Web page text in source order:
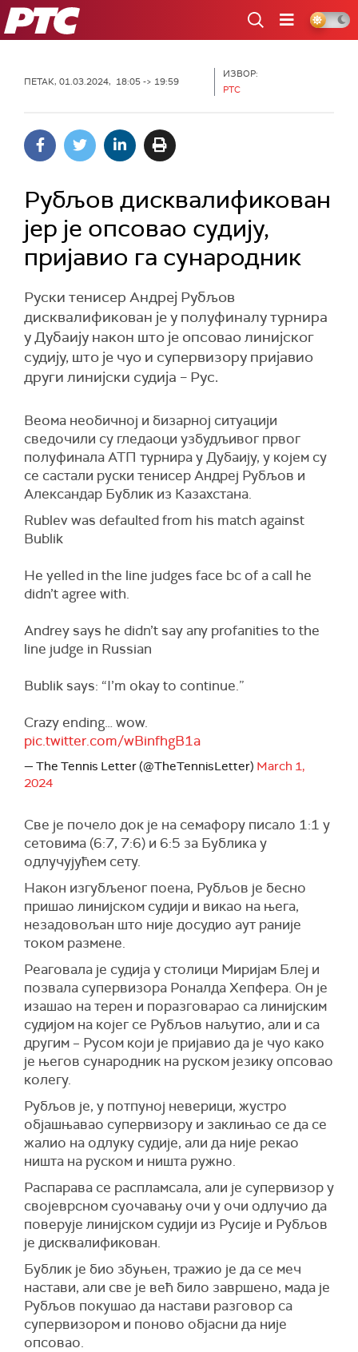
РТС
ПЕТАК, 01.03.2024, 18:05 -> 19:59
ИЗВОР:
РТС
Рубљов дисквалификован
јер је опсовао судију,
пријавио га сународник
Руски тенисер Андреј Рубљов
дисквалификован је у полуфиналу турнира
у Дубаију након што је опсовао линијског
судију, што је чуо и супервизору пријавио
други линијски судија – Рус.
Веома необичној и бизарној ситуацији
сведочили су гледаоци узбудљивог првог
полуфинала АТП турнира у Дубаију, у којем су
се састали руски тенисер Андреј Рубљов и
Александар Бублик из Казахстана.
Rublev was defaulted from his match against
Bublik
He yelled in the line judges face bc of a call he
didn’t agree with.
Andrey says he didn’t say any profanities to the
line judge in Russian
Bublik says: “I’m okay to continue.”
Crazy ending… wow.
pic.twitter.com/wBinfhgB1a
— The Tennis Letter (@TheTennisLetter) March 1,
2024
Све је почело док је на семафору писало 1:1 у
сетовима (6:7, 7:6) и 6:5 за Бублика у
одлучујућем сету.
Након изгубљеног поена, Рубљов је бесно
пришао линијском судији и викао на њега,
незадовољан што није досудио аут раније
током размене.
Реаговала је судија у столици Миријам Блеј и
позвала супервизора Роналда Хепфера. Он је
изашао на терен и поразговарао са линијским
судијом на којег се Рубљов наљутио, али и са
другим – Русом који је пријавио да је чуо како
је његов сународник на руском језику опсовао
колегу.
Рубљов је, у потпуној неверици, жустро
објашњавао супервизору и заклињао се да се
жалио на одлуку судије, али да није рекао
ништа на руском и ништа ружно.
Распарава се распламсала, али је супервизор у
својеврсном суочавању очи у очи одлучио да
поверује линијском судији из Русије и Рубљов
је дисквалификован.
Бублик је био збуњен, тражио је да се меч
настави, али све је већ било завршено, мада је
Рубљов покушао да настави разговор са
супервизором и поново објасни да није
опсовао.